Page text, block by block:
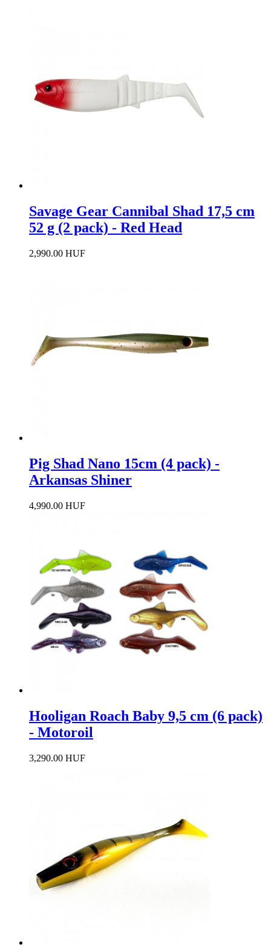
Savage Gear Cannibal Shad 17,5 cm
52 g (2 pack) - Red Head
2,990.00 HUF
Pig Shad Nano 15cm (4 pack) -
Arkansas Shiner
4,990.00 HUF
Hooligan Roach Baby 9,5 cm (6 pack)
- Motoroil
3,290.00 HUF